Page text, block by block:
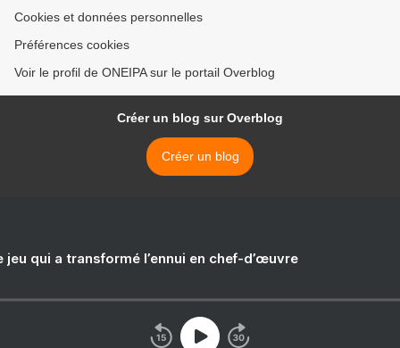
Cookies et données personnelles
Préférences cookies
Voir le profil de ONEIPA sur le portail Overblog
Créer un blog sur Overblog
Créer un blog
jeu qui a transformé l’ennui en chef-d’œuvre